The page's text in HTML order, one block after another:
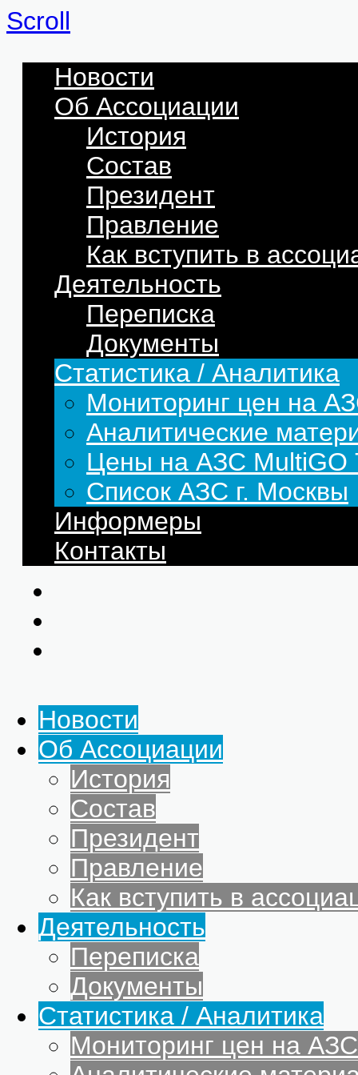
Scroll
Новости
Об Ассоциации
История
Состав
Президент
Правление
Как вступить в
Деятельность
Переписка
Документы
Статистика / Аналитика
Мониторинг цен на
Аналитические
Цены на АЗС
Список АЗС г. Москвы
Информеры
Контакты
Новости
Об Ассоциации
История
Состав
Президент
Правление
Как вступить в
Деятельность
Переписка
Документы
Статистика / Аналитика
Мониторинг цен на